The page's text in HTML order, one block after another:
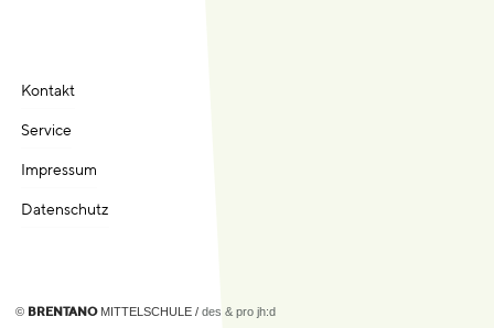
Kontakt
Service
Impressum
Datenschutz
© BRENTANOMITTELSCHULE /des & pro jh:d